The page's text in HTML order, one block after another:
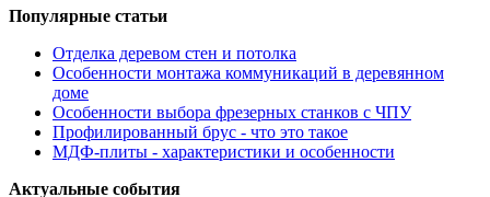
Популярные статьи
Отделка деревом стен и потолка
Особенности монтажа коммуникаций в деревянном
доме
Особенности выбора фрезерных станков с ЧПУ
Профилированный брус - что это такое
МДФ-плиты - характеристики и особенности
Актуальные события